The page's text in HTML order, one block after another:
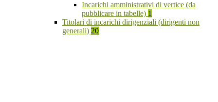
Incarichi amministrativi di vertice (da
pubblicare in tabelle) 1
Titolari di incarichi dirigenziali (dirigenti non
generali) 20